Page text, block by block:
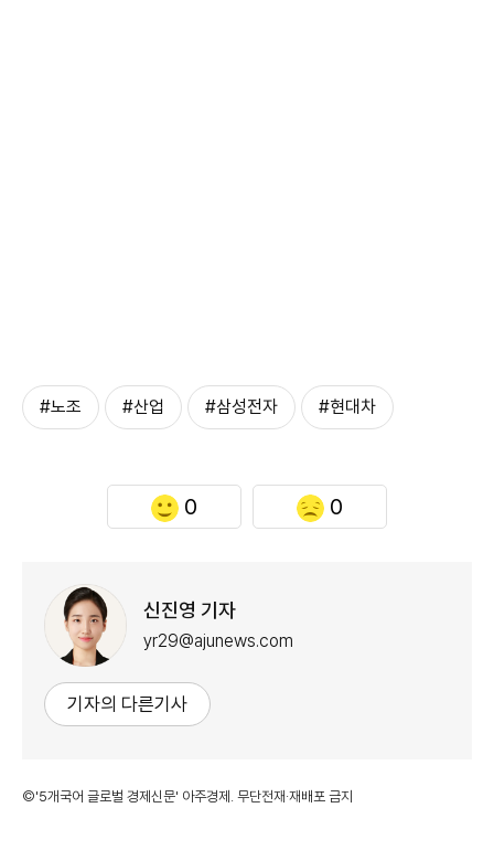
#노조 #산업 #삼성전자 #현대차
0 0
신진영 기자
yr29@ajunews.com
기자의 다른기사
©'5개국어 글로벌 경제신문' 아주경제. 무단전재·재배포 금지